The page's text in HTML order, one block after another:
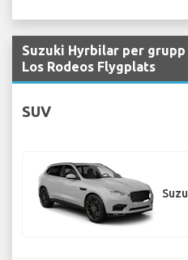
Suzuki Hyrbilar per
Los Rodeos Flygplats
SUV